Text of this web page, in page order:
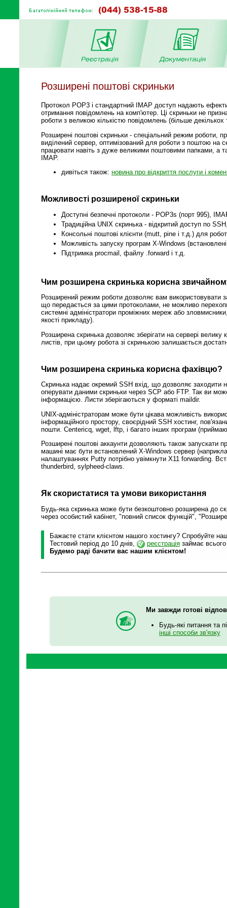
Розширені поштові скриньки
Протокол POP3 і стандартний IMAP доступ надають
отримання повідомлень на комп'ютер. Ці скриньки не
роботи з великою кількістю повідомлень (більше декількох
Розширені поштові скриньки - спеціальний режим роботи,
виділений сервер, оптимізований для роботи з поштою на
працювати навіть з дуже великими поштовими папками, а
IMAP.
дивіться також: новина про відкриття послуги і
Можливості розширеної скриньки
Доступні безпечні протоколи - POP3s (порт 995),
Традиційна UNIX скринька - відкритий доступ по
Консольні поштові клієнти (mutt, pine і т.д.) для
Можливість запуску програм X-Windows
Підтримка procmail, файлу .forward і т.д.
Чим розширена скринька корисна
Розширений режим роботи дозволяє вам використовувати
що передається за цими протоколами, не можливо
системні адміністратори проміжних мереж або
якості прикладу).
Розширена скринька дозволяє зберігати на сервері велику
листів, при цьому робота зі скринькою залишається
Чим розширена скринька корисна фахівцю?
Скринька надає окремий SSH вхід, що дозволяє заходити
оперувати даними скриньки через SCP або FTP. Так ви
інформацією. Листи зберігаються у форматі maildir.
UNIX-адміністраторам може бути цікава можливість
інформаційного простору, своєрідний SSH хостинг,
пошти. Centericq, wget, lftp, і багато інших програм
Розширені поштові аккаунти дозволяють також запускати
машині має бути встановлений X-Windows сервер
налаштуваннях Putty потрібно увімкнути X11 forwarding.
thunderbird, sylpheed-claws.
Як скористатися та умови використання
Будь-яка скринька може бути безкоштовно розширена до
через особистий кабінет, "повний список функцій",
Бажаєте стати клієнтом нашого хостингу? Спробуйте
Тестовий період до 10 днів,
реєстрація займає
Будемо раді бачити вас нашим клієнтом!
Ми завжди готові
Будь-які питання та
інші способи зв'язку